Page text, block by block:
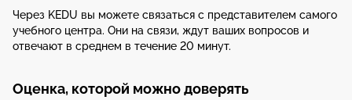
Через KEDU вы можете связаться с представителем самого
учебного центра. Они на связи, ждут ваших вопросов и
отвечают в среднем в течение 20 минут.
Оценка, которой можно доверять